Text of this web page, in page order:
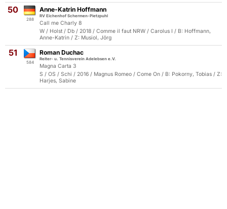
50
288
Anne-Katrin Hoffmann
RV Eichenhof Schermen-Pietzpuhl
Call me Charly 8
W / Holst / Db / 2018 / Comme il faut NRW / Carolus I / B: Hoffmann,
Anne-Katrin / Z: Musiol, Jörg
51
584
Roman Duchac
Reiter- u. Tennisverein Adelebsen e.V.
Magna Carta 3
S / OS / Schi / 2016 / Magnus Romeo / Come On / B: Pokorny, Tobias / Z:
Harjes, Sabine